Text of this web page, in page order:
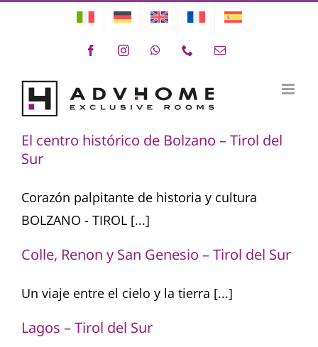
FacebookInstagramWhatsAppPhone Email
Eventos y Actividades
El centro histórico de Bolzano – Tirol del
Sur
Corazón palpitante de historia y cultura
BOLZANO - TIROL [...]
Colle, Renon y San Genesio – Tirol del Sur
Un viaje entre el cielo y la tierra [...]
Lagos – Tirol del Sur